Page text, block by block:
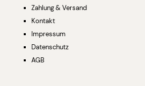
Zahlung & Versand
Kontakt
Impressum
Datenschutz
AGB